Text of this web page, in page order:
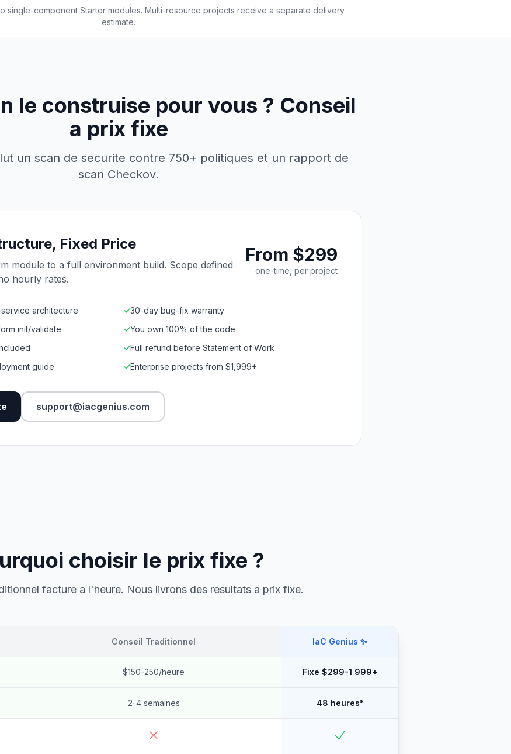
single-component Starter modules. Multi-resource projects receive a separate delivery
estimate.
le construise pour vous ? Conseil
a prix fixe
un scan de securite contre 750+ politiques et un rapport de
scan Checkov.
Fixed Price
module to a full environment build. Scope defined
hourly rates.
From $299
one-time, per project
architecture
init/validate
guide
✓30-day bug-fix warranty
✓You own 100% of the code
✓Full refund before Statement of Work
✓Enterprise projects from $1,999+
support@iacgenius.com
choisir le prix fixe ?
facture a l'heure. Nous livrons des resultats a prix fixe.
Conseil Traditionnel IaC Genius ✨
$150-250/heure Fixe $299-1 999+
2-4 semaines 48 heures*